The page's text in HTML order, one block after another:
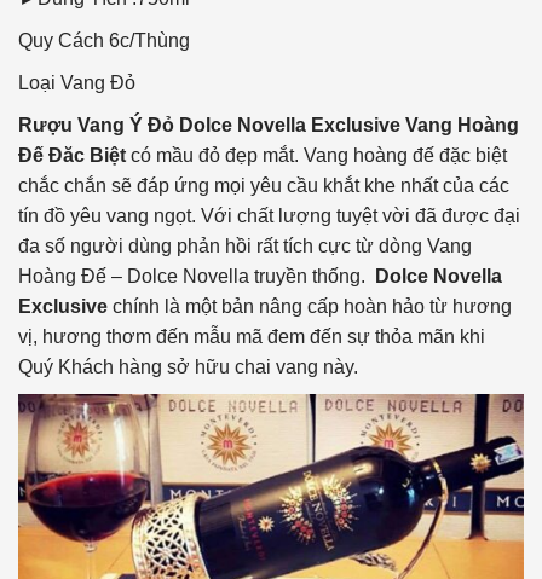
Quy Cách 6c/Thùng
Loại Vang Đỏ
Rượu Vang Ý Đỏ Dolce Novella Exclusive Vang Hoàng
Đế Đăc Biệt có mầu đỏ đẹp mắt. Vang hoàng đế đặc biệt
chắc chắn sẽ đáp ứng mọi yêu cầu khắt khe nhất của các
tín đồ yêu vang ngọt. Với chất lượng tuyệt vời đã được đại
đa số người dùng phản hồi rất tích cực từ dòng Vang
Hoàng Đế – Dolce Novella truyền thống.
Dolce Novella
Exclusive chính là một bản nâng cấp hoàn hảo từ hương
vị, hương thơm đến mẫu mã đem đến sự thỏa mãn khi
Quý Khách hàng sở hữu chai vang này.